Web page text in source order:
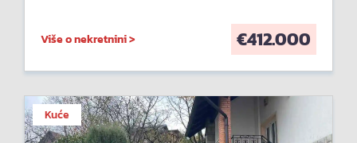
Više o nekretnini > €412.000
Kuće